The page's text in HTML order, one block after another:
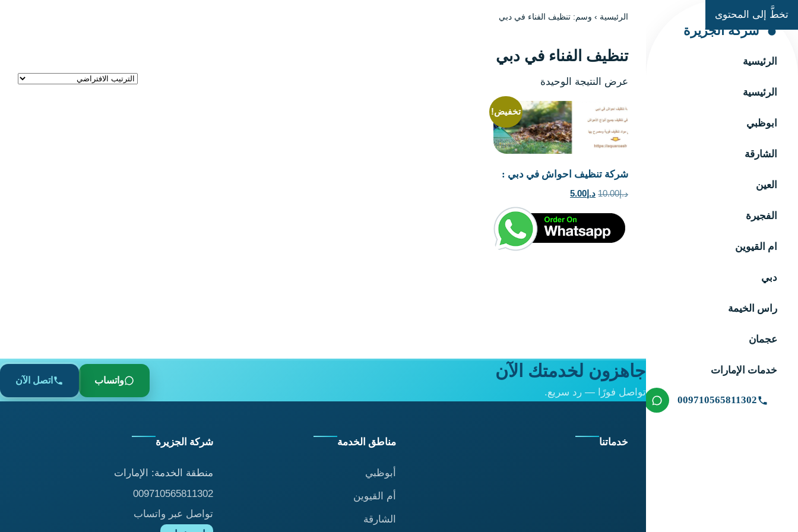
تخطَّ إلى المحتوى
شركة الجزيرة
الرئيسية
الرئيسية
ابوظبي
الشارقة
العين
الفجيرة
ام القيوين
دبي
راس الخيمة
عجمان
خدمات الإمارات
009710565811302
الرئيسية › وسم: تنظيف الفناء في دبي
تنظيف الفناء في دبي
عرض النتيجة الوحيدة
تخفيض!
شركة تنظيف احواش في دبي :
د.إ10.00 السعر
د.إ10.00.
د.إ 5.00السعر
هو:
د.إ5.00.
جاهزون لخدمتك الآن
تواصل فورًا — رد سريع.
واتساب اتصل الآن
خدماتنا مناطق الخدمة
أبوظبي
أم القيوين
الشارقة
شركة الجزيرة
منطقة الخدمة: الإمارات
009710565811302
تواصل عبر واتساب